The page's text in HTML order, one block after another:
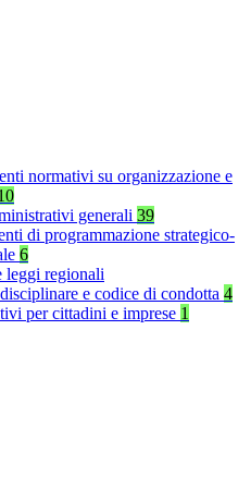
normativi su organizzazione e
generali 39
di programmazione strategico-
6
leggi regionali
e codice di condotta 4
per cittadini e imprese 1